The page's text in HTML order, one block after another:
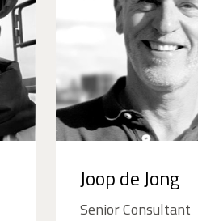
Joop de Jong
Senior Consultant